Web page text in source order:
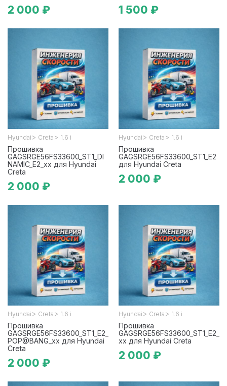
2 000 ₽ 1 500 ₽
Hyundai > Creta > 1.6 i
Прошивка
GAGSRGE56FS33600_ST1_DI
NAMIC_E2_xx для Hyundai
Creta
2 000 ₽
Hyundai > Creta > 1.6 i
Прошивка
GAGSRGE56FS33600_ST1_E2
для Hyundai Creta
2 000 ₽
Hyundai > Creta > 1.6 i
Прошивка
GAGSRGE56FS33600_ST1_E2_
POP@BANG_xx для Hyundai
Creta
2 000 ₽
Hyundai > Creta > 1.6 i
Прошивка
GAGSRGE56FS33600_ST1_E2_
xx для Hyundai Creta
2 000 ₽